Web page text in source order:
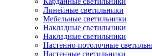
Линейные светильники
Мебельные светильники
Накладные светильники
Накладные светильники
Настенно-потолочные
Настенные светильники